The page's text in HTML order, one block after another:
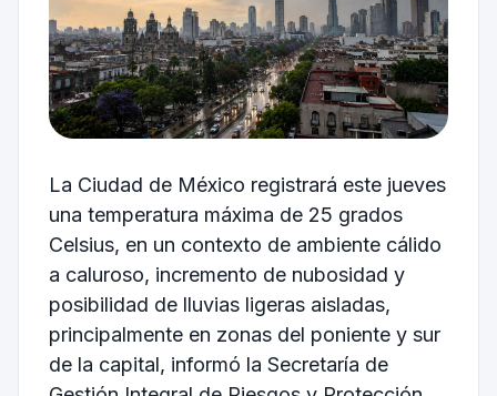
La Ciudad de México registrará este jueves
una temperatura máxima de 25 grados
Celsius, en un contexto de ambiente cálido
a caluroso, incremento de nubosidad y
posibilidad de lluvias ligeras aisladas,
principalmente en zonas del poniente y sur
de la capital, informó la Secretaría de